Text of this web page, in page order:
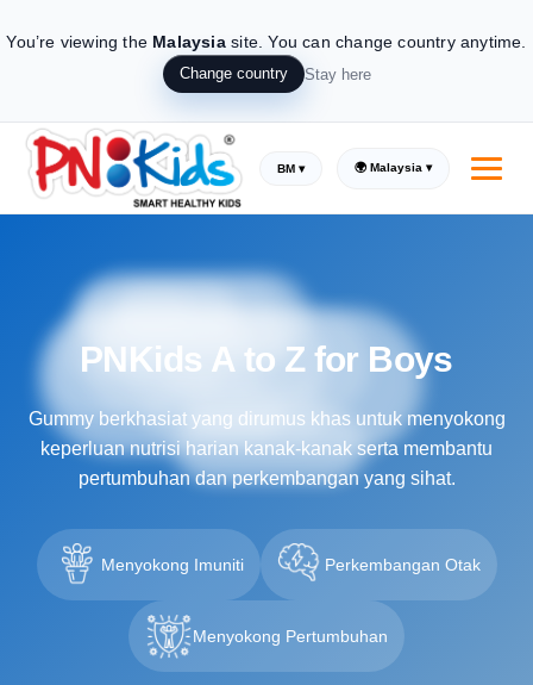
You’re viewing the Malaysiasite.You can change country anytime.
Change country Stay here
BM ▾ 🌍 Malaysia ▾
PNKids A to Z for Boys
Gummy berkhasiat yang dirumus khas untuk menyokong
keperluan nutrisi harian kanak-kanak serta membantu
pertumbuhan dan perkembangan yang sihat.
Menyokong Imuniti Perkembangan Otak
Menyokong Pertumbuhan